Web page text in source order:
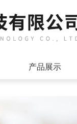
产品展示